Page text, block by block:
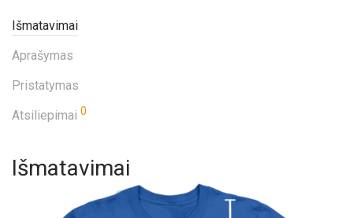
Išmatavimai
Aprašymas
Pristatymas
Atsiliepimai 0
Išmatavimai